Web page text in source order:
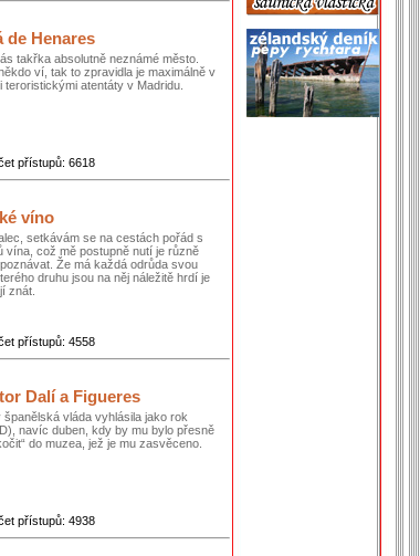
de Henares
takřka absolutně neznámé město.
ví, tak to zpravidla je maximálně v
atentáty v Madridu.
přístupů: 6618
víno
setkávám se na cestách pořád s
vína, což mě postupně nutí je různě
Že má každá odrůda svou
druhu jsou na něj náležitě hrdí je
znát.
přístupů: 4558
Dalí a Figueres
vláda vyhlásila jako rok
navíc duben, kdy by mu bylo přesně
do muzea, jež je mu zasvěceno.
přístupů: 4938